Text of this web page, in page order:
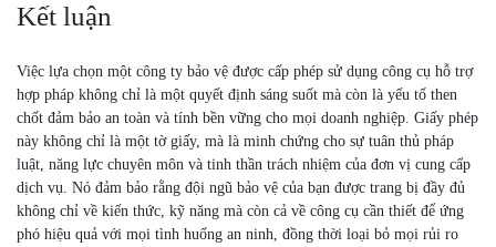
Kết luận
Việc lựa chọn một công ty bảo vệ được cấp phép sử dụng công cụ hỗ trợ
hợp pháp không chỉ là một quyết định sáng suốt mà còn là yếu tố then
chốt đảm bảo an toàn và tính bền vững cho mọi doanh nghiệp. Giấy phép
này không chỉ là một tờ giấy, mà là minh chứng cho sự tuân thủ pháp
luật, năng lực chuyên môn và tinh thần trách nhiệm của đơn vị cung cấp
dịch vụ. Nó đảm bảo rằng đội ngũ bảo vệ của bạn được trang bị đầy đủ
không chỉ về kiến thức, kỹ năng mà còn cả về công cụ cần thiết để ứng
phó hiệu quả với mọi tình huống an ninh, đồng thời loại bỏ mọi rủi ro